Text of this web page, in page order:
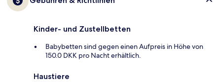
Kinder- und Zustellbetten
Babybetten sind gegen einen Aufpreis in Höhe von
150.0 DKK pro Nacht erhältlich.
Haustiere